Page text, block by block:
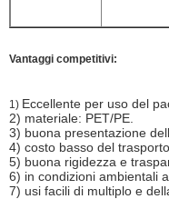
Vantaggi competitivi:
1) Eccellente per uso del
2) materiale: PET/PE.
3) buona presentazione
4) costo basso del
5) buona rigidezza e
6) in condizioni ambientali
7) usi facili di multiplo e